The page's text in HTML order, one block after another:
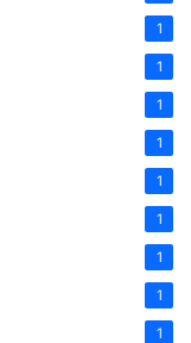
1
1
1
1
1
1
1
1
1